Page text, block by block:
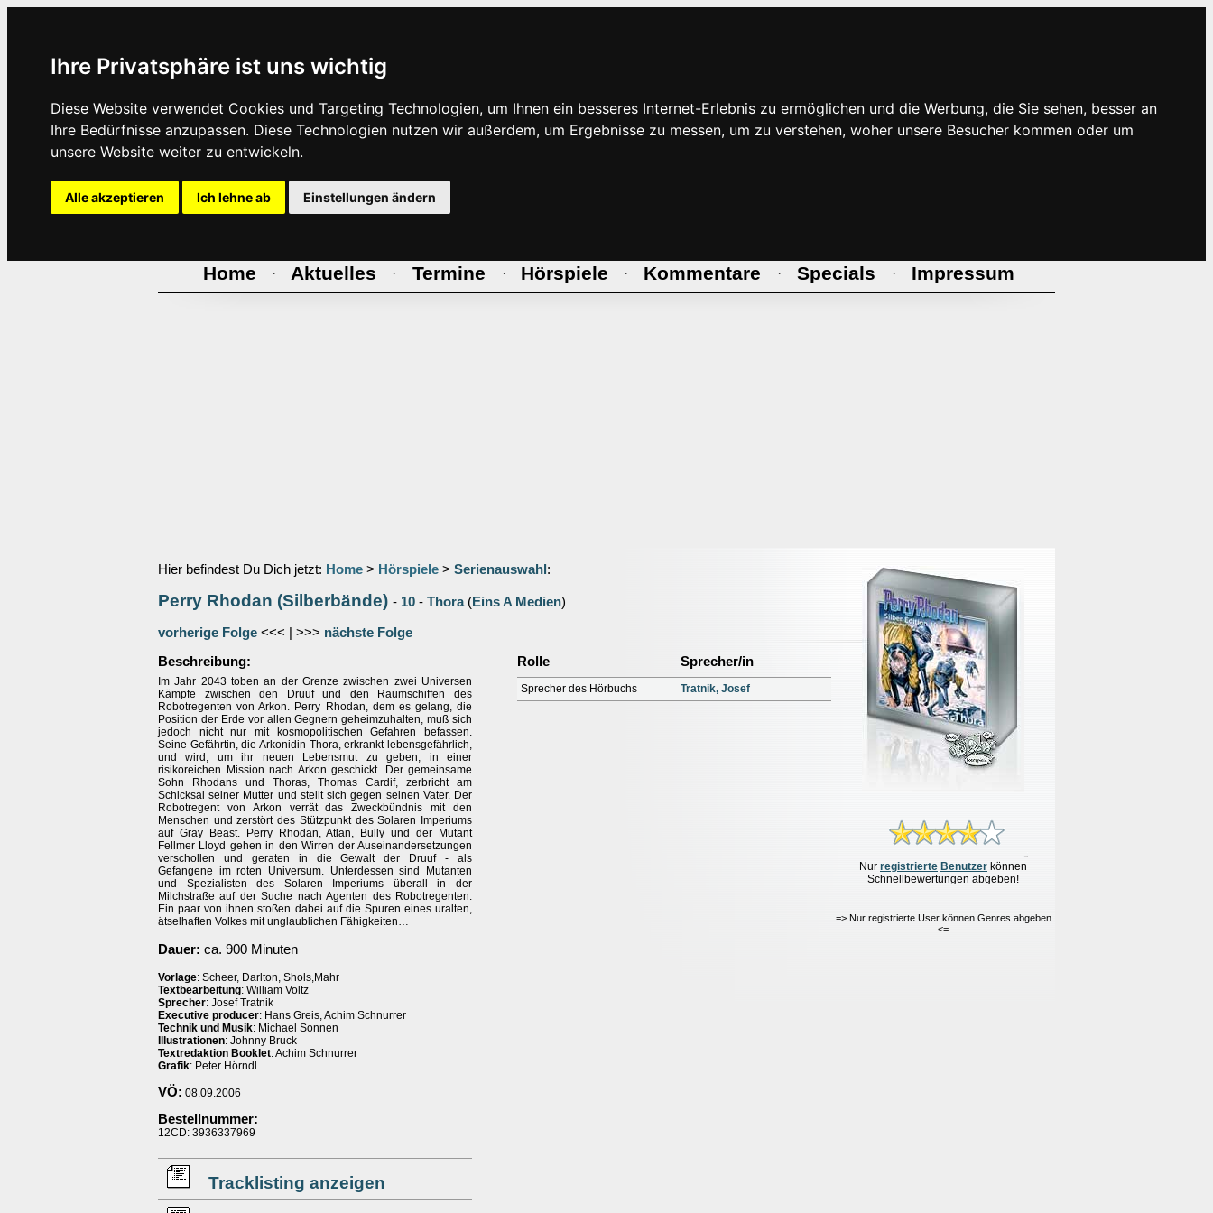
Ihre Privatsphäre ist uns wichtig
Diese Website verwendet Cookies und Targeting Technologien, um Ihnen ein besseres Internet-Erlebnis zu ermöglichen und die Werbung, die Sie sehen, besser an
Ihre Bedürfnisse anzupassen. Diese Technologien nutzen wir außerdem, um Ergebnisse zu messen, um zu verstehen, woher unsere Besucher kommen oder um
unsere Website weiter zu entwickeln.
Alle akzeptieren Ich lehne ab Einstellungen ändern
Home · Aktuelles · Termine · Hörspiele · Kommentare · Specials · Impressum
Hier befindest Du Dich jetzt: Home > Hörspiele > Serienauswahl :
Perry Rhodan (Silberbände) - 10 - Thora(Eins A Medien)
vorherige Folge <<< | >>> nächste Folge
Nur registrierte Benutzer können
Schnellbewertungen abgeben!
=> Nur registrierte User können Genres abgeben
<=
Beschreibung:
Im Jahr 2043 toben an der Grenze zwischen zwei Universen
Kämpfe zwischen den Druuf und den Raumschiffen des
Robotregenten von Arkon. Perry Rhodan, dem es gelang, die
Position der Erde vor allen Gegnern geheimzuhalten, muß sich
jedoch nicht nur mit kosmopolitischen Gefahren befassen.
Seine Gefährtin, die Arkonidin Thora, erkrankt lebensgefährlich,
und wird, um ihr neuen Lebensmut zu geben, in einer
risikoreichen Mission nach Arkon geschickt. Der gemeinsame
Sohn Rhodans und Thoras, Thomas Cardif, zerbricht am
Schicksal seiner Mutter und stellt sich gegen seinen Vater. Der
Robotregent von Arkon verrät das Zweckbündnis mit den
Menschen und zerstört des Stützpunkt des Solaren Imperiums
auf Gray Beast. Perry Rhodan, Atlan, Bully und der Mutant
Fellmer Lloyd gehen in den Wirren der Auseinandersetzungen
verschollen und geraten in die Gewalt der Druuf - als
Gefangene im roten Universum. Unterdessen sind Mutanten
und Spezialisten des Solaren Imperiums überall in der
Milchstraße auf der Suche nach Agenten des Robotregenten.
Ein paar von ihnen stoßen dabei auf die Spuren eines uralten,
ätselhaften Volkes mit unglaublichen Fähigkeiten…
Dauer: ca. 900 Minuten
Vorlage: Scheer, Darlton, Shols,Mahr
Textbearbeitung: William Voltz
Sprecher: Josef Tratnik
Executive producer: Hans Greis, Achim Schnurrer
Technik und Musik: Michael Sonnen
Illustrationen: Johnny Bruck
Textredaktion Booklet: Achim Schnurrer
Grafik: Peter Hörndl
VÖ: 08.09.2006
Bestellnummer:
12CD: 3936337969
Tracklisting anzeigen
Rolle Sprecher/in
Sprecher des Hörbuchs Tratnik, Josef